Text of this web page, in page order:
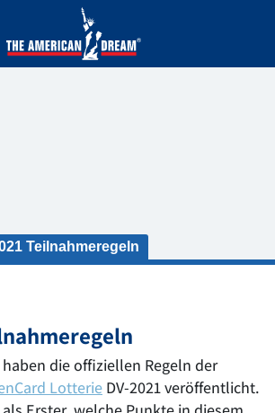
Teilnahmeregeln
die offiziellen Regeln der
Lotterie DV-2021 veröffentlicht.